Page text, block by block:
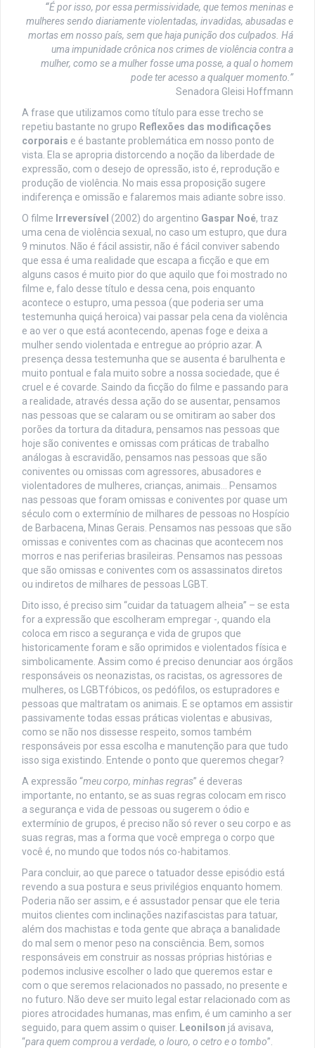
“É por isso, por essa permissividade, que temos meninas e
mulheres sendo diariamente violentadas, invadidas, abusadas e
mortas em nosso país, sem que haja punição dos culpados. Há
uma impunidade crônica nos crimes de violência contra a
mulher, como se a mulher fosse uma posse, a qual o homem
pode ter acesso a qualquer momento.”
Senadora Gleisi Hoffmann
A frase que utilizamos como título para esse trecho se
repetiu bastante no grupo Reflexões das modificações
corporais e é bastante problemática em nosso ponto de
vista. Ela se apropria distorcendo a noção da liberdade de
expressão, com o desejo de opressão, isto é, reprodução e
produção de violência. No mais essa proposição sugere
indiferença e omissão e falaremos mais adiante sobre isso.
O filme Irreversível (2002) do argentino Gaspar Noé, traz
uma cena de violência sexual, no caso um estupro, que dura
9 minutos. Não é fácil assistir, não é fácil conviver sabendo
que essa é uma realidade que escapa a ficção e que em
alguns casos é muito pior do que aquilo que foi mostrado no
filme e, falo desse título e dessa cena, pois enquanto
acontece o estupro, uma pessoa (que poderia ser uma
testemunha quiçá heroica) vai passar pela cena da violência
e ao ver o que está acontecendo, apenas foge e deixa a
mulher sendo violentada e entregue ao próprio azar. A
presença dessa testemunha que se ausenta é barulhenta e
muito pontual e fala muito sobre a nossa sociedade, que é
cruel e é covarde. Saindo da ficção do filme e passando para
a realidade, através dessa ação do se ausentar, pensamos
nas pessoas que se calaram ou se omitiram ao saber dos
porões da tortura da ditadura, pensamos nas pessoas que
hoje são coniventes e omissas com práticas de trabalho
análogas à escravidão, pensamos nas pessoas que são
coniventes ou omissas com agressores, abusadores e
violentadores de mulheres, crianças, animais… Pensamos
nas pessoas que foram omissas e coniventes por quase um
século com o extermínio de milhares de pessoas no Hospício
de Barbacena, Minas Gerais. Pensamos nas pessoas que são
omissas e coniventes com as chacinas que acontecem nos
morros e nas periferias brasileiras. Pensamos nas pessoas
que são omissas e coniventes com os assassinatos diretos
ou indiretos de milhares de pessoas LGBT.
Dito isso, é preciso sim “cuidar da tatuagem alheia” – se esta
for a expressão que escolheram empregar -, quando ela
coloca em risco a segurança e vida de grupos que
historicamente foram e são oprimidos e violentados física e
simbolicamente. Assim como é preciso denunciar aos órgãos
responsáveis os neonazistas, os racistas, os agressores de
mulheres, os LGBTfóbicos, os pedófilos, os estupradores e
pessoas que maltratam os animais. E se optamos em assistir
passivamente todas essas práticas violentas e abusivas,
como se não nos dissesse respeito, somos também
responsáveis por essa escolha e manutenção para que tudo
isso siga existindo. Entende o ponto que queremos chegar?
A expressão “meu corpo, minhas regras” é deveras
importante, no entanto, se as suas regras colocam em risco
a segurança e vida de pessoas ou sugerem o ódio e
extermínio de grupos, é preciso não só rever o seu corpo e as
suas regras, mas a forma que você emprega o corpo que
você é, no mundo que todos nós co-habitamos.
Para concluir, ao que parece o tatuador desse episódio está
revendo a sua postura e seus privilégios enquanto homem.
Poderia não ser assim, e é assustador pensar que ele teria
muitos clientes com inclinações nazifascistas para tatuar,
além dos machistas e toda gente que abraça a banalidade
do mal sem o menor peso na consciência. Bem, somos
responsáveis em construir as nossas próprias histórias e
podemos inclusive escolher o lado que queremos estar e
com o que seremos relacionados no passado, no presente e
no futuro. Não deve ser muito legal estar relacionado com as
piores atrocidades humanas, mas enfim, é um caminho a ser
seguido, para quem assim o quiser. Leonilson já avisava,
“para quem comprou a verdade, o louro, o cetro e o tombo”.